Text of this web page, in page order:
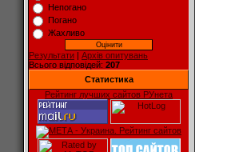
Непогано
Погано
Жахливо
Результати | Архів опитувань
Всього відповідей: 207
Статистика
Рейтинг лучших сайтов РУнета